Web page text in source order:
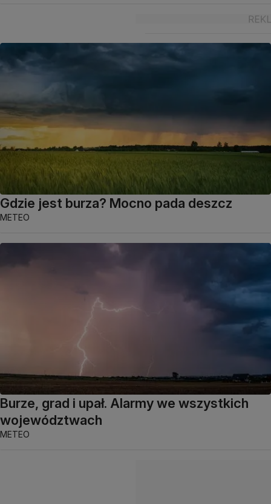
Gdzie jest burza? Mocno pada deszcz
METEO
Burze, grad i upał. Alarmy we wszystkich
województwach
METEO